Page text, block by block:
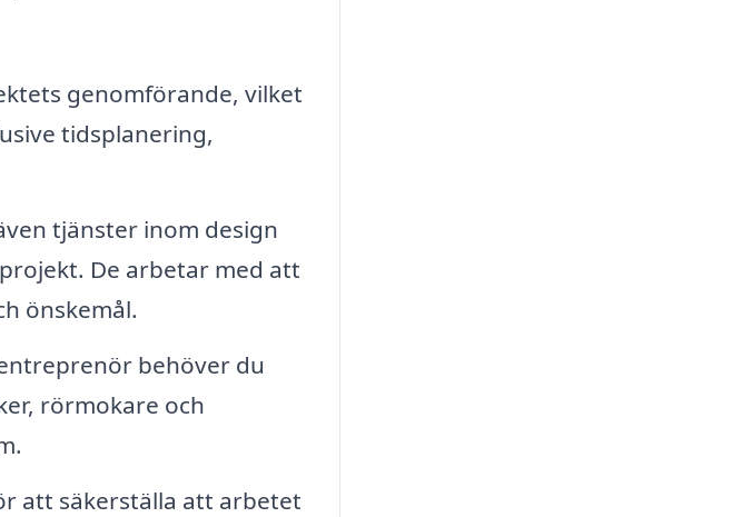
genomförande, vilket
tidsplanering,
tjänster inom design
De arbetar med att
önskemål.
behöver du
rörmokare och
att säkerställa att arbetet